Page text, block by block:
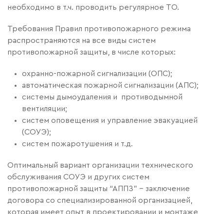
необходимо в т.ч. проводить регулярное ТО.
Требования Правил противопожарного режима
распространяются на все виды систем
противопожарной защиты, в числе которых:
охранно-пожарной сигнализации (ОПС);
автоматическая пожарной сигнализации (АПС);
системы дымоудаления и противодымной
вентиляции;
систем оповещения и управление эвакуацией
(СОУЭ);
систем пожаротушения и т.д.
Оптимальный вариант организации технического
обслуживания СОУЭ и других систем
противопожарной защиты “АППЗ” – заключение
договора со специализированной организацией,
которая имеет опыт в проектировании и монтаже